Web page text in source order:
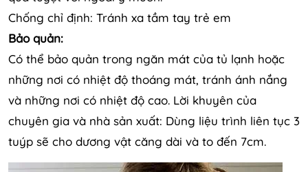
Chống chỉ định: Tránh xa tầm tay trẻ em
Bảo quản:
Có thể bảo quản trong ngăn mát của tủ lạnh hoặc
những nơi có nhiệt độ thoáng mát, tránh ánh nắng
và những nơi có nhiệt độ cao. Lời khuyên của
chuyên gia và nhà sản xuất: Dùng liệu trình liên tục 3
tuýp sẽ cho dương vật căng dài và to đến 7cm.